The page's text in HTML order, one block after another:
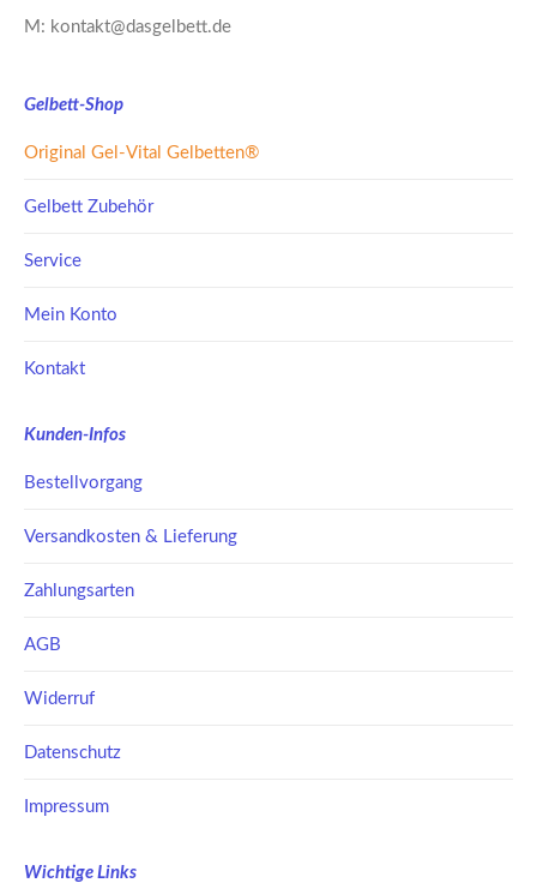
M: kontakt@dasgelbett.de
Gelbett-Shop
Original Gel-Vital Gelbetten®
Gelbett Zubehör
Service
Mein Konto
Kontakt
Kunden-Infos
Bestellvorgang
Versandkosten & Lieferung
Zahlungsarten
AGB
Widerruf
Datenschutz
Impressum
Wichtige Links